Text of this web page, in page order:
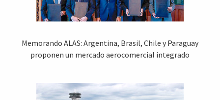
Memorando ALAS: Argentina, Brasil, Chile y Paraguay
proponen un mercado aerocomercial integrado